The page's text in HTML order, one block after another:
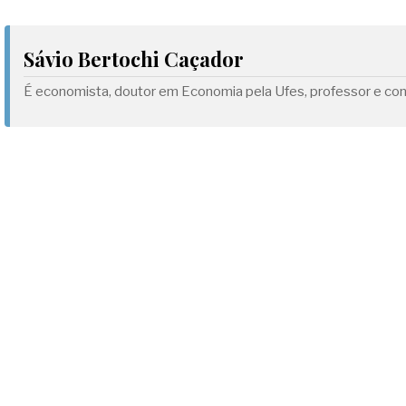
Sávio Bertochi Caçador
É economista, doutor em Economia pela Ufes, professor e